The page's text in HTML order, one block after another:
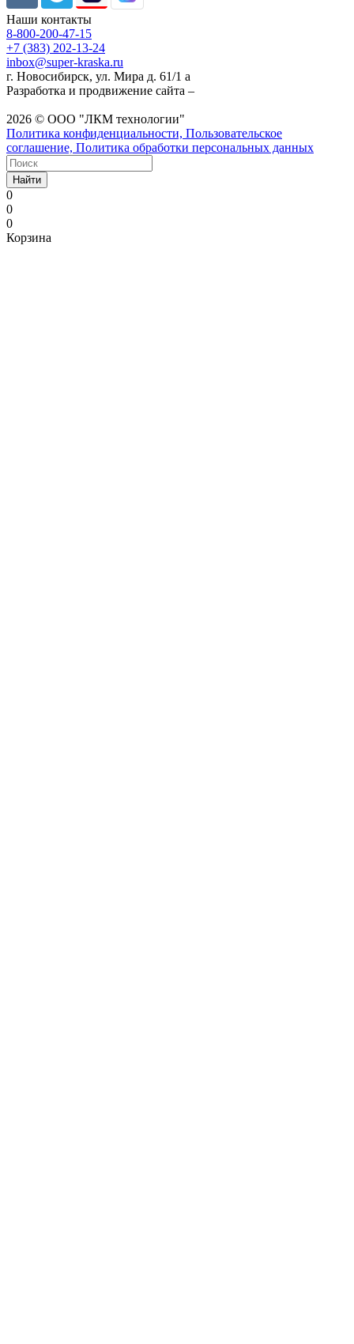
Наши контакты
8-800-200-47-15
+7 (383) 202-13-24
inbox@super-kraska.ru
г. Новосибирск, ул. Мира д. 61/1 а
Разработка и продвижение сайта –
2026 © ООО "ЛКМ технологии"
Политика конфиденциальности, Пользовательское
соглашение, Политика обработки персональных данных
Найти
0
0
0
Корзина